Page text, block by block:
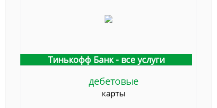
Тинькофф Банк - все услуги
дебетовые
карты